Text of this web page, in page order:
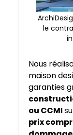
le
Nous
maison
garanties
ou CCMI
prix